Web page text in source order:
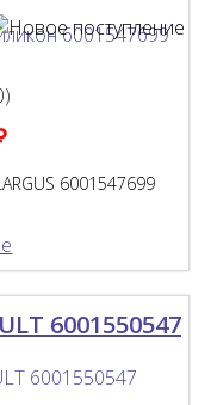
6001547699
6001550547